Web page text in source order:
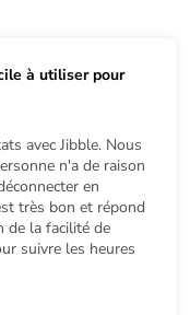
à utiliser pour
avec Jibble. Nous
n'a de raison
en
très bon et répond
de la facilité de
suivre les heures